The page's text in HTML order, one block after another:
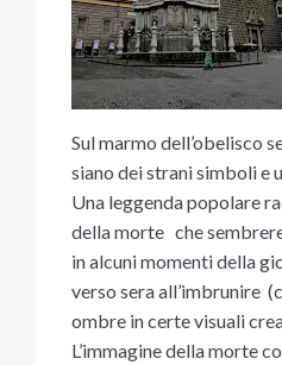
Sul marmo dell’obelisco
siano dei strani simboli e
Una leggenda popolare
della morte che
in alcuni momenti della
verso sera all’imbrunire
ombre in certe visuali
L’immagine della morte